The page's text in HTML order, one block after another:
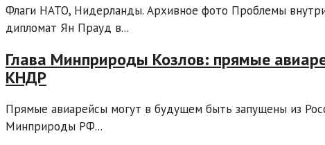
Флаги НАТО, Нидерланды. Архивное фото Проблемы
дипломат Ян Прауд в...
Глава Минприроды Козлов: прямые
КНДР
Прямые авиарейсы могут в будущем быть запущены из
Минприроды РФ...